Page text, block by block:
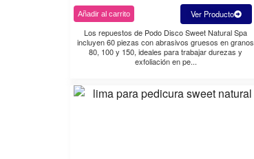
Añadir al carrito
Ver Producto
Los repuestos de Podo Disco Sweet Natural Spa
incluyen 60 piezas con abrasivos gruesos en granos
80, 100 y 150, ideales para trabajar durezas y
exfoliación en pe...